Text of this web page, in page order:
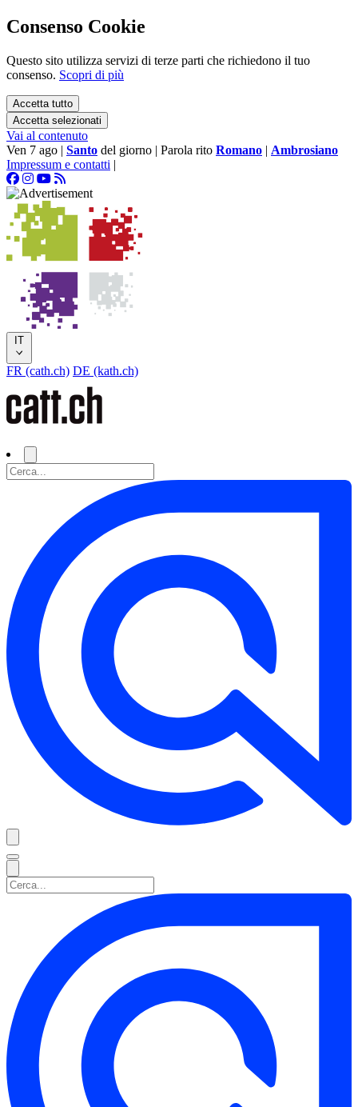
Consenso Cookie
Questo sito utilizza servizi di terze parti che richiedono il tuo
consenso. Scopri di più
Accetta tutto
Accetta selezionati
Vai al contenuto
Ven 7 ago | Santo del giorno | Parola rito Romano | Ambrosiano
Impressum e contatti |
IT
FR (cath.ch) DE (kath.ch)